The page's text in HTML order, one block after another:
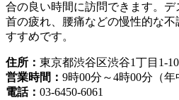
合の良い時間に訪問できます。
首の疲れ、腰痛などの慢性的な
すすめです。
住所： 東京都渋谷区渋谷1丁目1-10
営業時間： 9時00分～4時00分（年
電話： 03-6450-6061